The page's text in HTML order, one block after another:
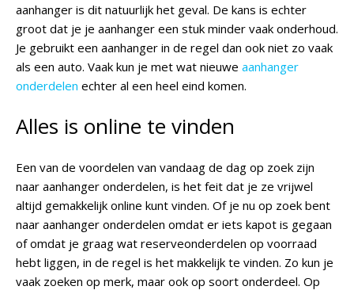
aanhanger is dit natuurlijk het geval. De kans is echter
groot dat je je aanhanger een stuk minder vaak onderhoud.
Je gebruikt een aanhanger in de regel dan ook niet zo vaak
als een auto. Vaak kun je met wat nieuwe aanhanger
onderdelen echter al een heel eind komen.
Alles is online te vinden
Een van de voordelen van vandaag de dag op zoek zijn
naar aanhanger onderdelen, is het feit dat je ze vrijwel
altijd gemakkelijk online kunt vinden. Of je nu op zoek bent
naar aanhanger onderdelen omdat er iets kapot is gegaan
of omdat je graag wat reserveonderdelen op voorraad
hebt liggen, in de regel is het makkelijk te vinden. Zo kun je
vaak zoeken op merk, maar ook op soort onderdeel. Op